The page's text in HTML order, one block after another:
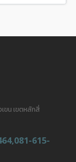
ขน เขตหลักสี่
615-